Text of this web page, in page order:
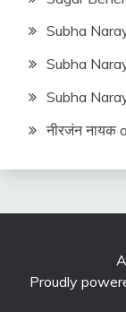
Subha
Subha
Subha
नीरजंन नायक
Proudly